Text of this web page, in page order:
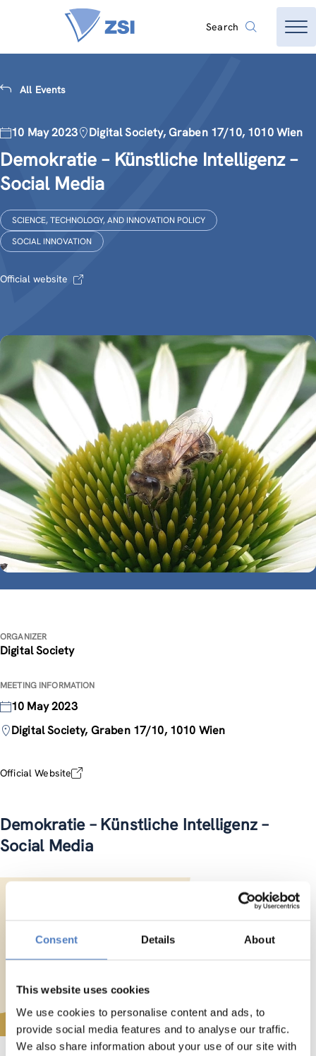
Consent Details About
This website uses cookies
We use cookies to personalise content and ads, to
provide social media features and to analyse our traffic.
We also share information about your use of our site with
Search
All Events
10 May 2023 Digital Society, Graben 17/10, 1010 Wien
Demokratie – Künstliche Intelligenz –
Social Media
SCIENCE, TECHNOLOGY, AND INNOVATION POLICY
SOCIAL INNOVATION
Official website
ORGANIZER
Digital Society
MEETING INFORMATION
10 May 2023
Digital Society, Graben 17/10, 1010 Wien
Official Website
Demokratie – Künstliche Intelligenz –
Social Media